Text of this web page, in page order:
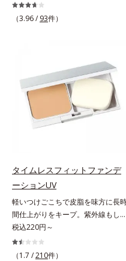
(*1)防止化粧下地です。毛穴
1/10000サイズのマイクロカバー成
ず、メイクのりがUPします。水分
と皮脂のバランスを整え、乾燥＆ベ
タつきレスに。さらに毛穴周りの肌
にうるおいを与え、キュッと引き締
め＆ハリ感をUPさせます。また皮
脂を感知するとギュッと固まる膜を
ます。軽やかにのびるリキッドが肌
がふっくら整うかのよう(*3)。つっ
ぱらないここちよい密着感で、さ
ざまなタイプのファンデと併用でき
ます。毛穴が気になる箇所への部分
使いもOK。*1 ファンデーションが
くずれて毛穴に落ちること*2 酸化
（3.96 / 93件）
タイムレスフィットファンデ
ーションUV
軽いつけごこちで皮脂を味方に長
間仕上がりをキープ。紫外線もしっ
かりカットするファンデーション。
皮脂を味方に軽やかな仕上がりが続
く、UVカットパウダーファンデー
税込220円～
（1.7 /210件）